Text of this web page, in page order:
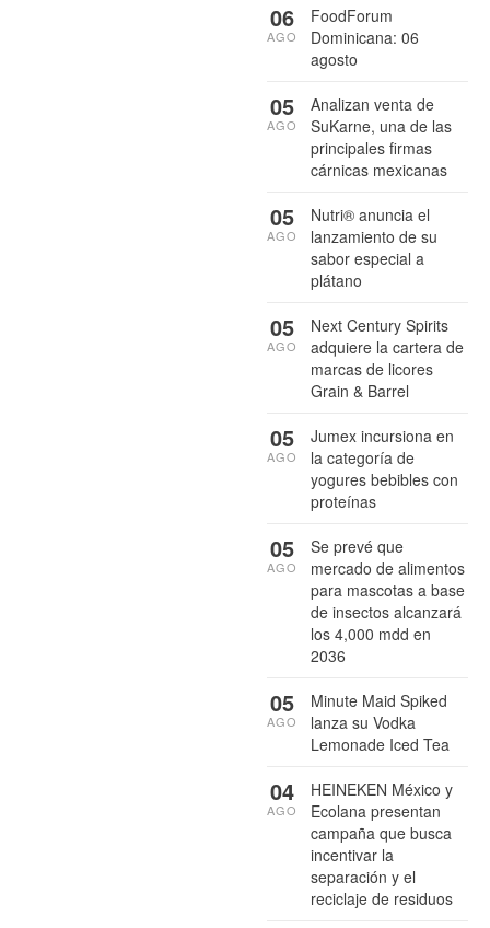
FoodForum
Dominicana: 06
agosto
06
AGO
Analizan venta de
SuKarne, una de las
principales firmas
cárnicas mexicanas
05
AGO
Nutri® anuncia el
lanzamiento de su
sabor especial a
plátano
05
AGO
Next Century Spirits
adquiere la cartera de
marcas de licores
Grain & Barrel
05
AGO
Jumex incursiona en
la categoría de
yogures bebibles con
proteínas
05
AGO
Se prevé que
mercado de alimentos
para mascotas a base
de insectos alcanzará
los 4,000 mdd en
2036
05
AGO
Minute Maid Spiked
lanza su Vodka
Lemonade Iced Tea
05
AGO
HEINEKEN México y
Ecolana presentan
campaña que busca
incentivar la
separación y el
reciclaje de residuos
04
AGO